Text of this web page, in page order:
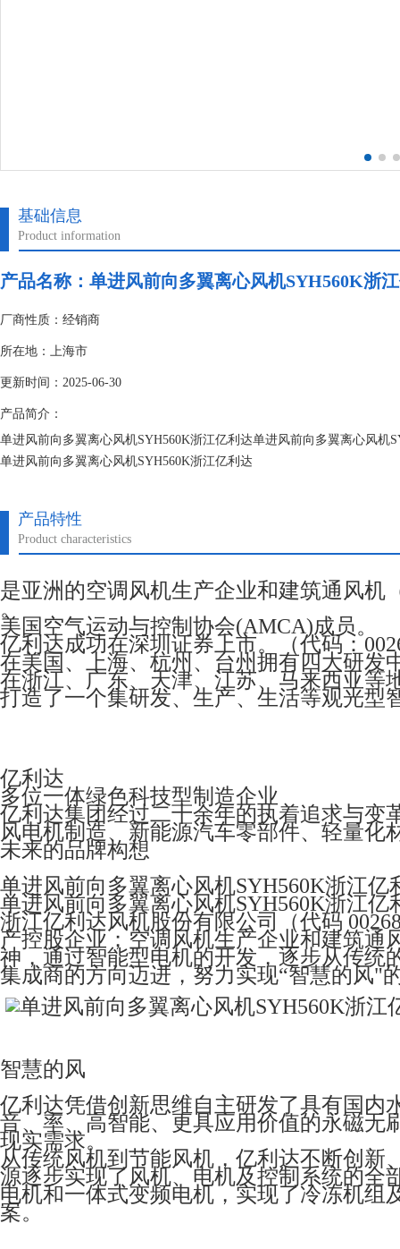
基础信息
Product information
产品名称：单进风前向多翼离心风机SYH560K浙
厂商性质：经销商
所在地：上海市
更新时间：2025-06-30
产品简介：
单进风前向多翼离心风机SYH560K浙江亿利达单进风前向多翼离心风机
单进风前向多翼离心风机SYH560K浙江亿利达
产品特性
Product characteristics
是亚洲的空调风机生产企业和建筑通风机
。
美国空气运动与控制协会(AMCA)成员。
亿利达成功在深圳证券上市。（代码：
在美国、上海、杭州、台州拥有四大研发
在浙江、广东、天津、江苏、马来西亚等
打造了一个集研发、生产、生活等观光型
亿利达
多位一体绿色科技型制造企业
亿利达集团经过二十余年的执着追求与变
风电机制造、新能源汽车零部件、轻量
未来的品牌构想
单进风前向多翼离心风机SYH560K浙江亿
单进风前向多翼离心风机SYH560K浙江亿
浙江亿利达风机股份有限公司（代码
产控股企业；空调风机生产企业和建筑通
神，通过智能型电机的开发，逐步从传统
集成商的方向迈进，努力实现“智慧的风"
智慧的风
亿利达凭借创新思维自主研发了具有国内
音、率、高智能、更具应用价值的永磁无
现实需求。
从传统风机到节能风机，亿利达不断创
源逐步实现了风机、电机及控制系统的全
电机和一体式变频电机，实现了冷冻机组
案。